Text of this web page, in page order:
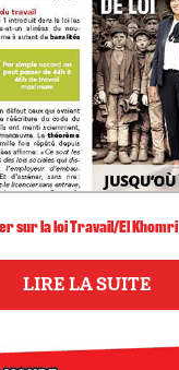
sur la loi Travail/El Khomri
LIRE LA SUITE